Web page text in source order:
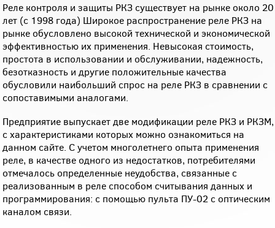
Реле контроля и защиты РКЗ существует на рынке около 20
лет (с 1998 года) Широкое распространение реле РКЗ на
рынке обусловлено высокой технической и экономической
эффективностью их применения. Невысокая стоимость,
простота в использовании и обслуживании, надежность,
безотказность и другие положительные качества
обусловили наибольший спрос на реле РКЗ в сравнении с
сопоставимыми аналогами.
Предприятие выпускает две модификации реле РКЗ и РКЗМ,
с характеристиками которых можно ознакомиться на
данном сайте. С учетом многолетнего опыта применения
реле, в качестве одного из недостатков, потребителями
отмечалось определенные неудобства, связанные с
реализованным в реле способом считывания данных и
программирования: с помощью пульта ПУ-02 с оптическим
каналом связи.